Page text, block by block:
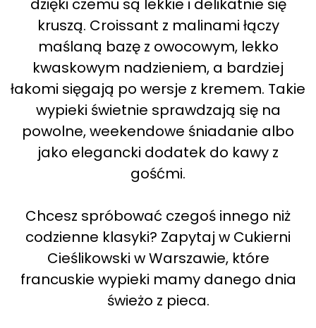
dzięki czemu są lekkie i delikatnie się
kruszą. Croissant z malinami łączy
maślaną bazę z owocowym, lekko
kwaskowym nadzieniem, a bardziej
łakomi sięgają po wersje z kremem. Takie
wypieki świetnie sprawdzają się na
powolne, weekendowe śniadanie albo
jako elegancki dodatek do kawy z
gośćmi.
Chcesz spróbować czegoś innego niż
codzienne klasyki? Zapytaj w Cukierni
Cieślikowski w Warszawie, które
francuskie wypieki mamy danego dnia
świeżo z pieca.